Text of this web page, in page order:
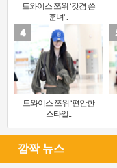
트와이스 쯔위 ‘갓경 쓴
훈녀’..
트와이스 쯔위 ‘편안한
스타일..
깜짝 뉴스